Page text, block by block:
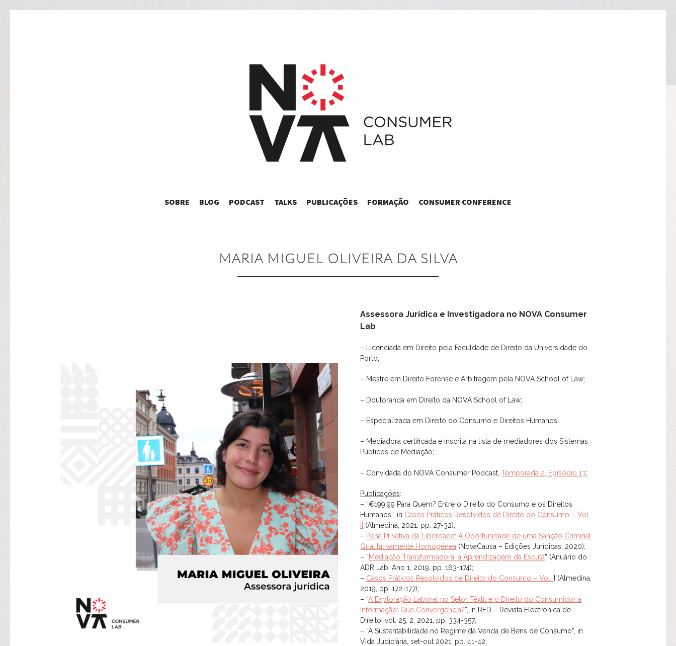
SKIP
SOBRE BLOG PODCAST TALKS PUBLICAÇÕES FORMAÇÃO CONSUMER CONFERENCE
MARIA MIGUEL OLIVEIRA DA SILVA
Assessora Jurídica e Investigadora no NOVA Consumer
Lab
– Licenciada em Direito pela Faculdade de Direito da Universidade do
Porto;
– Mestre em Direito Forense e Arbitragem pela NOVA School of Law;
– Doutoranda em Direito da NOVA School of Law;
– Especializada em Direito do Consumo e Direitos Humanos;
– Mediadora certificada e inscrita na lista de mediadores dos Sistemas
Públicos de Mediação;
– Convidada do NOVA Consumer Podcast,Temporada 2, Episódio 13;
Publicações:
– “€199,99 Para Quem? Entre o Direito do Consumo e os Direitos
Humanos”, in Casos Práticos Resolvidos de Direito do Consumo – Vol.
(Almedina, 2021, pp. 27-32);
– Pena Privativa da Liberdade: A Oportunidade de uma Sanção Criminal
Qualitativamente Homogénea (NovaCausa – Edições Jurídicas, 2020);
– “Mediação Transformadora: a Aprendizagem da Escuta” (Anuário do
ADR Lab, Ano 1, 2019, pp. 163-174);
– Casos Práticos Resolvidos de Direito do Consumo – Vol.
I (Almedina,
2019, pp. 172-177);
– “A Exploração Laboral no Setor Têxtil e o Direito do Consumidor à
Informação: Que Convergência?“, in RED – Revista Electrónica de
Direito, vol. 25, 2, 2021, pp. 334-357;
– “A Sustentabilidade no Regime da Venda de Bens de Consumo”, in
Vida Judiciária, set-out 2021, pp. 41-42;